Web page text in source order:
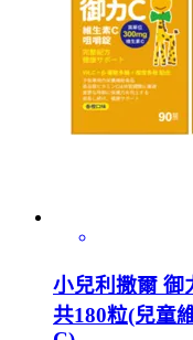
小兒利撒爾 御
共180粒(兒童